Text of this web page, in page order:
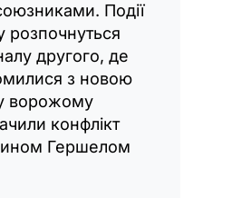
Події
розпочнуться
другого, де
з новою
ворожому
конфлікт
Гершелом